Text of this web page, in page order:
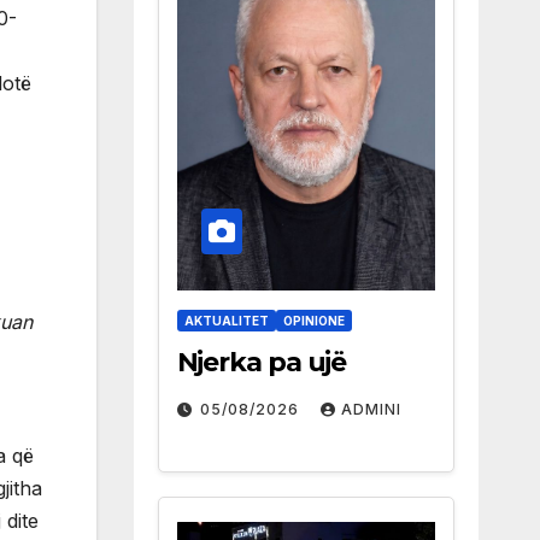
që
AKTUALITET OPINIONE
Njerka pa ujë
05/08/2026 ADMINI